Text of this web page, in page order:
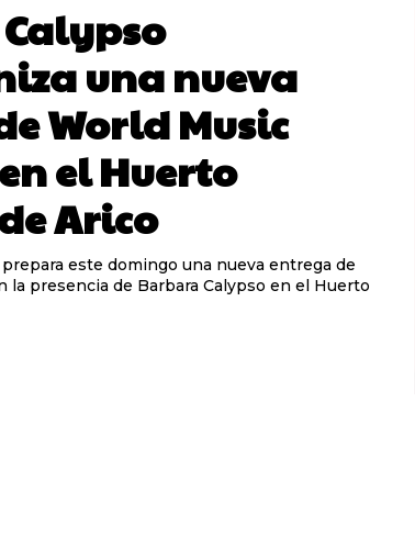
una nueva
World Music
el Huerto
Arico
este domingo una nueva entrega de
la presencia de Barbara Calypso en el Huerto